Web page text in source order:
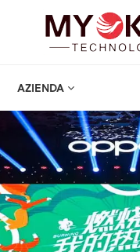
AZIENDA